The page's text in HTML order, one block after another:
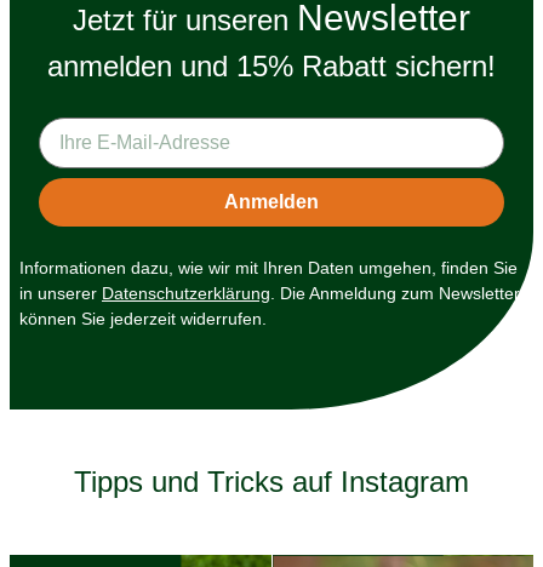
Jetzt für unseren Newsletter
anmelden und 15% Rabatt sichern!
Informationen dazu, wie wir mit Ihren Daten umgehen, finden Sie
in unserer Datenschutzerklärung . Die Anmeldung zum Newsletter
können Sie jederzeit widerrufen.
Tipps und Tricks auf Instagram